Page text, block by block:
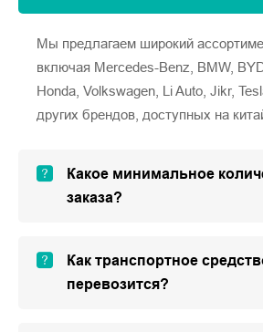
Мы предлагаем широкий
включая Mercedes-Benz, BMW,
Honda, Volkswagen, Li Auto, Jikr,
других брендов, доступных на
Какое минимальное
заказа?
Как транспортное
перевозится?